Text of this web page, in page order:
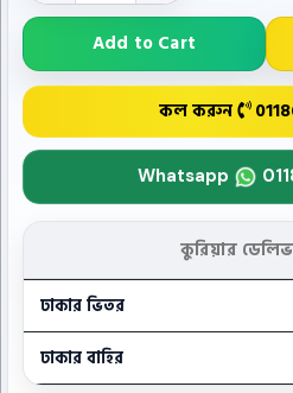
Add to Cart
কল করুন
Whatsapp
কুরিয়ার
ঢাকার ভিতর
ঢাকার বাহির